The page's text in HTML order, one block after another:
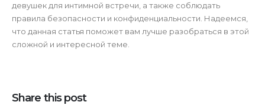
девушек для интимной встречи, а также соблюдать
правила безопасности и конфиденциальности. Надеемся,
что данная статья поможет вам лучше разобраться в этой
сложной и интересной теме.
Share this post